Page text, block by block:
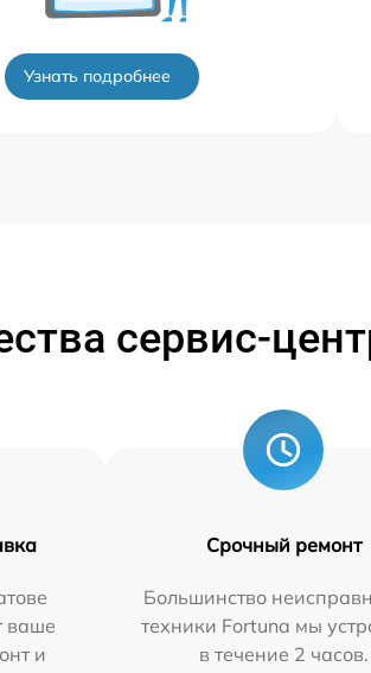
Узнать подробнее
сервис-
ваше
и
Срочный ремонт
Большинство
техники Fortuna мы
в течение 2 часов.